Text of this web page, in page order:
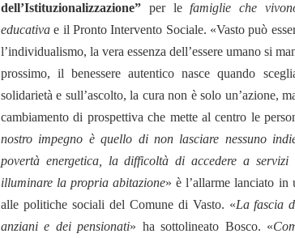
dell’Istituzionalizzazione” per lefamiglie che
educativae il Pronto Intervento Sociale. «Vasto può
l’individualismo, la vera essenza dell’essere umano si
prossimo, il benessere autentico nasce quando
solidarietà e sull’ascolto, la cura non è solo un’azione,
cambiamento di prospettiva che mette al centro le
nostro impegno è quello di non lasciare nessuno
povertà energetica, la difficoltà di accedere a servizi
illuminare la propria abitazione» è l’allarme lanciato in
alle politiche sociali del Comune di Vasto. «La fascia
anziani e dei pensionati» ha sottolineato Bosco. «